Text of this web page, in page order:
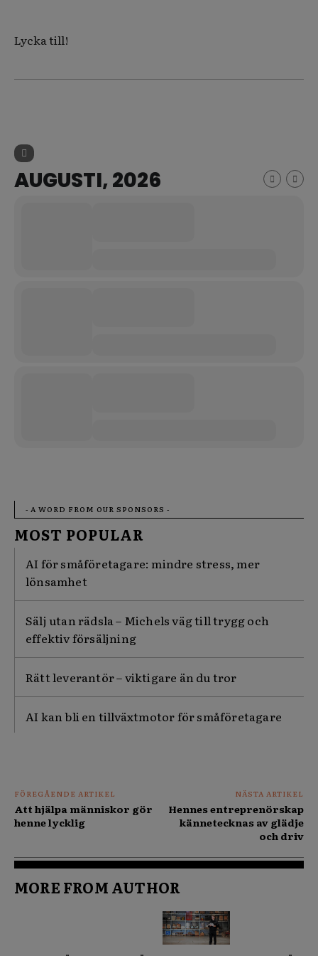
Lycka till!
AUGUSTI, 2026
- A WORD FROM OUR SPONSORS -
MOST POPULAR
AI för småföretagare: mindre stress, mer
lönsamhet
Sälj utan rädsla – Michels väg till trygg och
effektiv försäljning
Rätt leverantör – viktigare än du tror
AI kan bli en tillväxtmotor för småföretagare
FÖREGÅENDE ARTIKEL
Att hjälpa människor gör
henne lycklig
NÄSTA ARTIKEL
Hennes entreprenörskap
kännetecknas av glädje
och driv
MORE FROM AUTHOR